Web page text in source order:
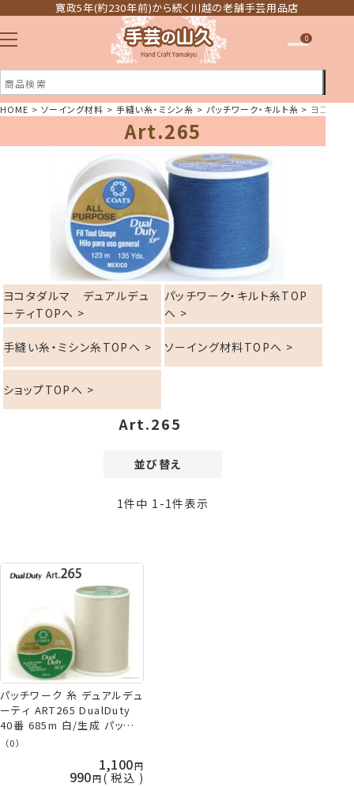
寛政5年(約230年前)から続く川越の老舗手芸用品店
注文履歴
ほしい物リスト
0
HOME ソーイング材料 手縫い糸・ミシン糸 パッチワーク・キルト糸 ヨコタダ
Art.265
ヨコタダルマ デュアルデュ
ーティTOPへ >
パッチワーク・キルト糸TOP
へ >
手縫い糸・ミシン糸TOPへ > ソーイング材料TOPへ >
ショップTOPへ >
Art.265
並び替え
価格が高い順
おすすめ順
1件中 1 -1件表示
パッチワーク 糸 デュアルデュ
ーティ ART265 DualDuty
40番 685m 白/生成 パッチ
ワークキルト糸 キルティング
（0）
1,100
990 税込